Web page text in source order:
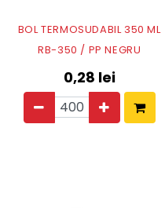
BOL TERMOSUDABIL 350 ML
RB-350 / PP NEGRU
0,28 lei